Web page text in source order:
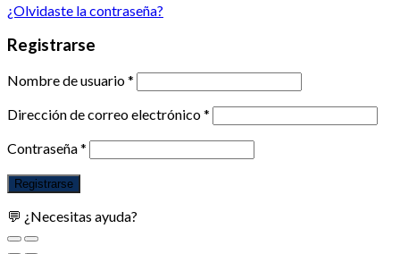
¿Olvidaste la contraseña?
Registrarse
Nombre de usuario*
Dirección de correo electrónico*
Contraseña*
Registrarse
💬 ¿Necesitas ayuda?